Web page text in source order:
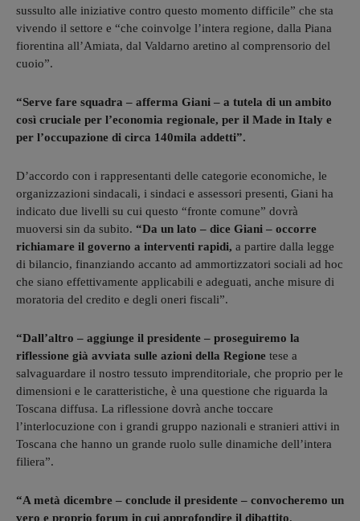
sussulto alle iniziative contro questo momento difficile” che sta
vivendo il settore e “che coinvolge l’intera regione, dalla Piana
fiorentina all’Amiata, dal Valdarno aretino al comprensorio del
cuoio”.
“Serve fare squadra – afferma Giani – a tutela di un ambito
così cruciale per l’economia regionale, per il Made in Italy e
per l’occupazione di circa 140mila addetti”.
D’accordo con i rappresentanti delle categorie economiche, le
organizzazioni sindacali, i sindaci e assessori presenti, Giani ha
indicato due livelli su cui questo “fronte comune” dovrà
muoversi sin da subito. “Da un lato – dice Giani – occorre
richiamare il governo a interventi rapidi, a partire dalla legge
di bilancio, finanziando accanto ad ammortizzatori sociali ad hoc
che siano effettivamente applicabili e adeguati, anche misure di
moratoria del credito e degli oneri fiscali”.
“Dall’altro – aggiunge il presidente – proseguiremo la
riflessione già avviata sulle azioni della Regione tese a
salvaguardare il nostro tessuto imprenditoriale, che proprio per le
dimensioni e le caratteristiche, è una questione che riguarda la
Toscana diffusa. La riflessione dovrà anche toccare
l’interlocuzione con i grandi gruppo nazionali e stranieri attivi in
Toscana che hanno un grande ruolo sulle dinamiche dell’intera
filiera”.
“A metà dicembre – conclude il presidente – convocheremo un
vero e proprio forum in cui approfondire il dibattito,